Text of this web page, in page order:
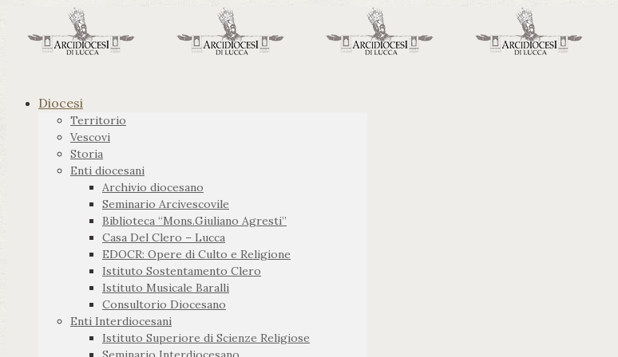
Diocesi
Territorio
Vescovi
Storia
Enti diocesani
Archivio diocesano
Seminario Arcivescovile
Biblioteca “Mons.Giuliano Agresti”
Casa Del Clero – Lucca
EDOCR: Opere di Culto e Religione
Istituto Sostentamento Clero
Istituto Musicale Baralli
Consultorio Diocesano
Enti Interdiocesani
Istituto Superiore di Scienze Religiose